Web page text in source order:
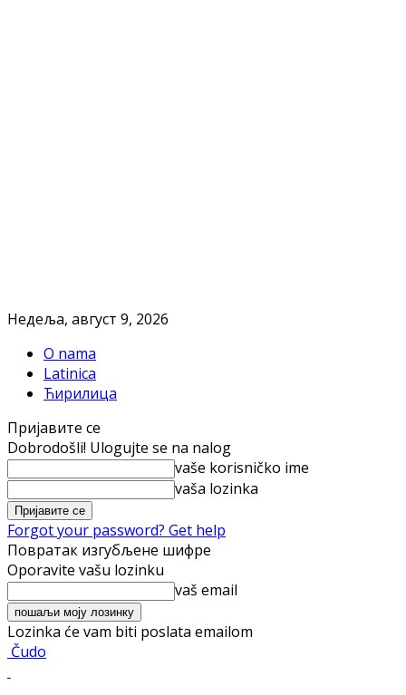
Недеља, август 9, 2026
O nama
Latinica
Ћирилица
Пријавите се
Dobrodošli! Ulogujte se na nalog
vaše korisničko ime
vaša lozinka
Forgot your password? Get help
Повратак изгубљене шифре
Oporavite vašu lozinku
vaš email
Lozinka će vam biti poslata emailom
Čudo